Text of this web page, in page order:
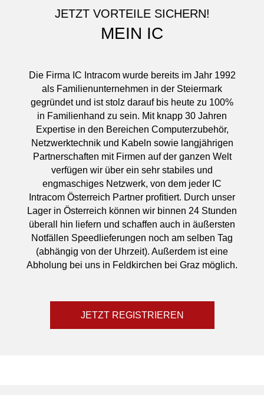
JETZT VORTEILE SICHERN!
MEIN IC
Die Firma IC Intracom wurde bereits im Jahr 1992
als Familienunternehmen in der Steiermark
gegründet und ist stolz darauf bis heute zu 100%
in Familienhand zu sein. Mit knapp 30 Jahren
Expertise in den Bereichen Computerzubehör,
Netzwerktechnik und Kabeln sowie langjährigen
Partnerschaften mit Firmen auf der ganzen Welt
verfügen wir über ein sehr stabiles und
engmaschiges Netzwerk, von dem jeder IC
Intracom Österreich Partner profitiert. Durch unser
Lager in Österreich können wir binnen 24 Stunden
überall hin liefern und schaffen auch in äußersten
Notfällen Speedlieferungen noch am selben Tag
(abhängig von der Uhrzeit). Außerdem ist eine
Abholung bei uns in Feldkirchen bei Graz möglich.
JETZT REGISTRIEREN